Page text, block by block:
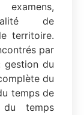
de
territoire.
par
gestion du
du
temps de
temps